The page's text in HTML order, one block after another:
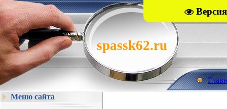
spassk62.ru
Меню сайта